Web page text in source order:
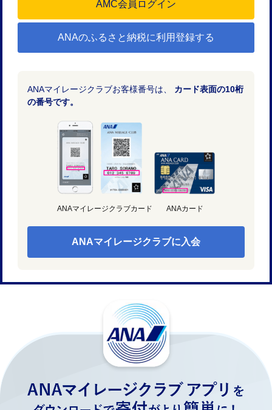
ANAのふるさと納税に利用登録する
ANAマイレージクラブお客様番号は、 カード表面の10桁
の番号です。
ANAマイレージクラブカード ANAカード
ANAマイレージクラブに入会